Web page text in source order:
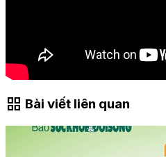
grid_view Bài viết liên quan